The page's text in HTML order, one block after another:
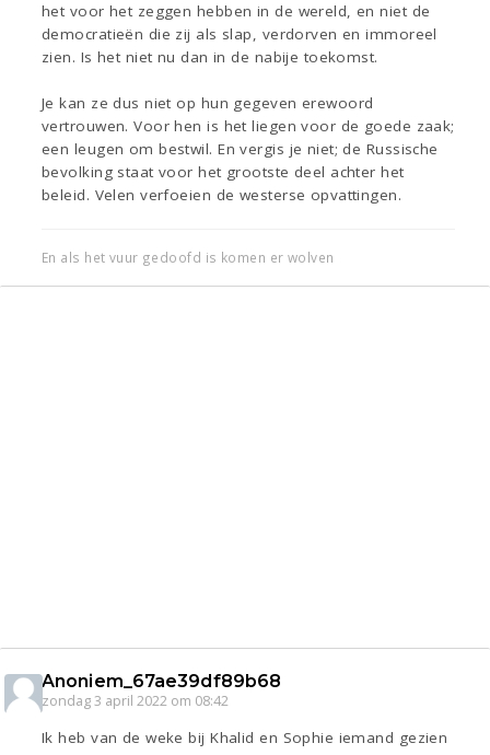
het voor het zeggen hebben in de wereld, en niet de
democratieën die zij als slap, verdorven en immoreel
zien. Is het niet nu dan in de nabije toekomst.
Je kan ze dus niet op hun gegeven erewoord
vertrouwen. Voor hen is het liegen voor de goede zaak;
een leugen om bestwil. En vergis je niet; de Russische
bevolking staat voor het grootste deel achter het
beleid. Velen verfoeien de westerse opvattingen.
En als het vuur gedoofd is komen er wolven
Anoniem_67ae39df89b68
zondag 3 april 2022 om 08:42
Ik heb van de weke bij Khalid en Sophie iemand gezien